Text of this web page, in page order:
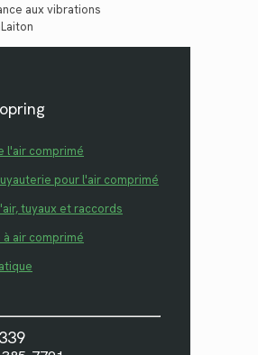
aux vibrations
l'air comprimé
pour l'air comprimé
tuyaux et raccords
air comprimé